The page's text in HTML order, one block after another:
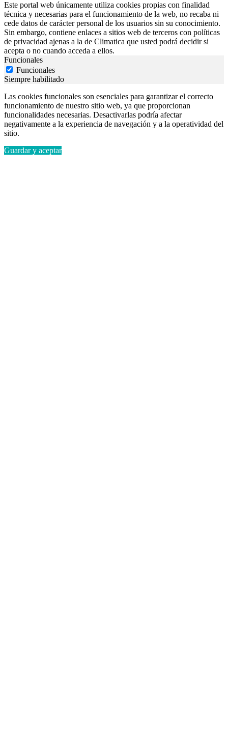
Este portal web únicamente utiliza cookies propias con finalidad
técnica y necesarias para el funcionamiento de la web, no recaba ni
cede datos de carácter personal de los usuarios sin su conocimiento.
Sin embargo, contiene enlaces a sitios web de terceros con políticas
de privacidad ajenas a la de Climatica que usted podrá decidir si
acepta o no cuando acceda a ellos.
Funcionales
Funcionales
Siempre habilitado
Las cookies funcionales son esenciales para garantizar el correcto
funcionamiento de nuestro sitio web, ya que proporcionan
funcionalidades necesarias. Desactivarlas podría afectar
negativamente a la experiencia de navegación y a la operatividad del
sitio.
Guardar y aceptar